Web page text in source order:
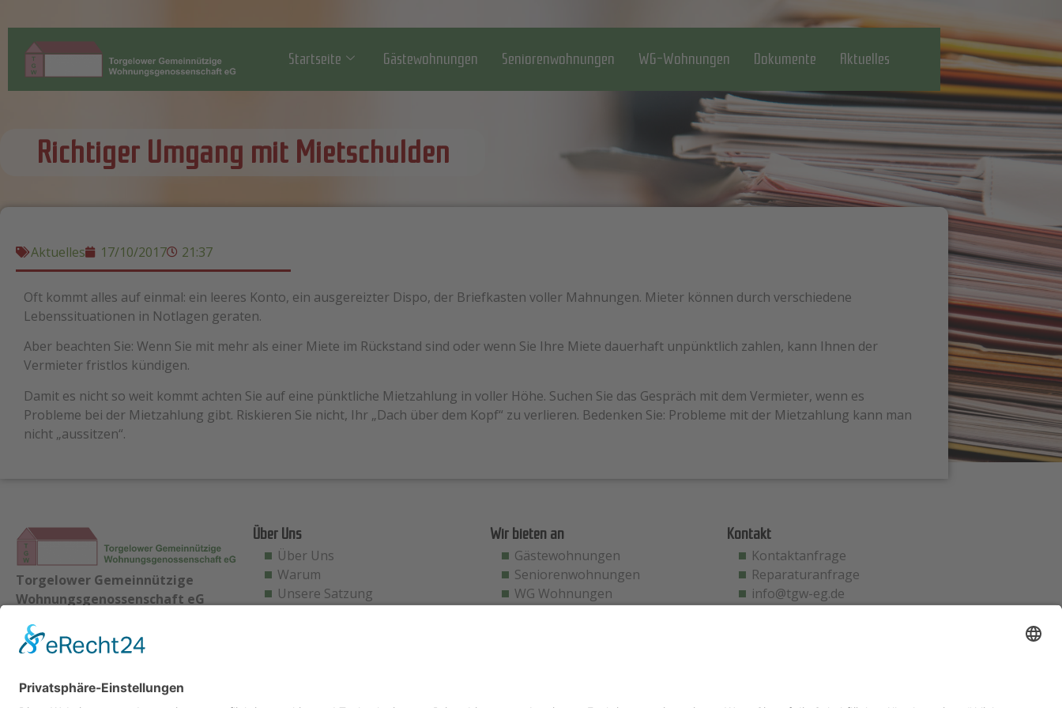
Startseite Gästewohnungen Seniorenwohnungen WG-Wohnungen Dokumente Aktuelles
Richtiger Umgang mit Mietschulden
Aktuelles 17/10/2017 21:37
Oft kommt alles auf einmal: ein leeres Konto, ein ausgereizter Dispo, der Briefkasten voller Mahnungen. Mieter können durch verschiedene
Lebenssituationen in Notlagen geraten.
Aber beachten Sie: Wenn Sie mit mehr als einer Miete im Rückstand sind oder wenn Sie Ihre Miete dauerhaft unpünktlich zahlen, kann Ihnen der
Vermieter fristlos kündigen.
Damit es nicht so weit kommt achten Sie auf eine pünktliche Mietzahlung in voller Höhe. Suchen Sie das Gespräch mit dem Vermieter, wenn es
Probleme bei der Mietzahlung gibt. Riskieren Sie nicht, Ihr „Dach über dem Kopf“ zu verlieren. Bedenken Sie: Probleme mit der Mietzahlung kann man
nicht „aussitzen“.
Torgelower Gemeinnützige
Wohnungsgenossenschaft eG
17358 Torgelow
Telefax: 03976 – 28 05 59 0
Über Uns
Über Uns
Warum
Unsere Satzung
Wir bieten an
Gästewohnungen
Seniorenwohnungen
WG Wohnungen
Kontakt
Kontaktanfrage
Reparaturanfrage
info@tgw-eg.de